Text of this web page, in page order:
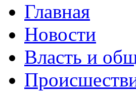
Главная
Новости
Власть и